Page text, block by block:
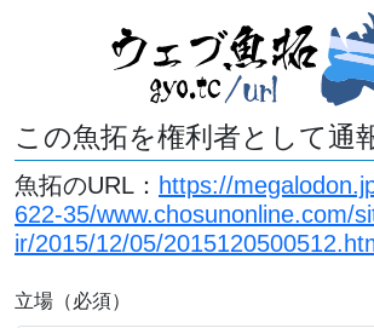
この魚拓を権利者として通
魚拓のURL： https://
622-35/www.chosunonline.com/
ir/2015/12/05/
立場（必須）